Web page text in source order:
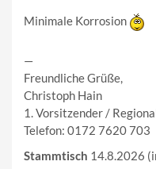
Minimale Korrosion
—
Freundliche Grüße,
Christoph Hain
1. Vorsitzender /
Telefon: 0172 7620 703
Stammtisch 14.8.2026